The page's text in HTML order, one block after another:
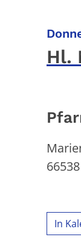
Hl.
66538
In